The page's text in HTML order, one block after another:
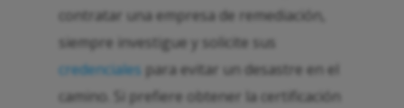
contratar una empresa de remediación,
siempre investigue y solicite sus
credenciales para evitar un desastre en el
camino. Si prefiere obtener la certificación